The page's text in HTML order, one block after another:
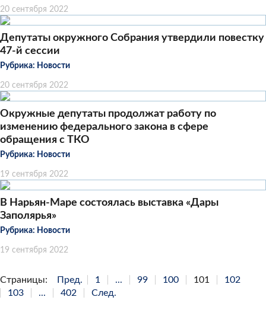
20 сентября 2022
Депутаты окружного Собрания утвердили повестку
47-й сессии
Рубрика: Новости
20 сентября 2022
Окружные депутаты продолжат работу по
изменению федерального закона в сфере
обращения с ТКО
Рубрика: Новости
19 сентября 2022
В Нарьян-Маре состоялась выставка «Дары
Заполярья»
Рубрика: Новости
19 сентября 2022
Страницы: Пред. 1 ... 99 100 101
102
103
... 402 След.